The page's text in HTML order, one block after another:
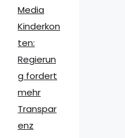
Media
Kinderkon
ten:
Regierun
g fordert
mehr
Transpar
enz